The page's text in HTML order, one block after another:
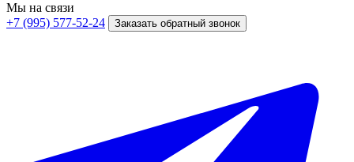
Мы на связи
+7 (995) 577-52-24
Заказать обратный звонок